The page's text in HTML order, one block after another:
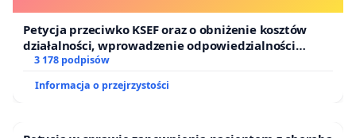
Petycja przeciwko KSEF oraz o obniżenie kosztów
działalności, wprowadzenie odpowiedzialności
finansowej kluczowych urzędników i sędziów
3 178 podpisów
Informacja o przejrzystości